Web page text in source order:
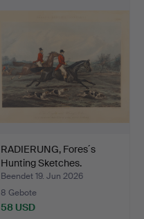
RADIERUNG, Fores´s
Hunting Sketches.
Beendet 19. Jun 2026
8 Gebote
58 USD